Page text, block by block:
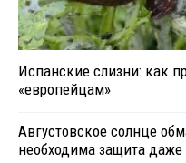
Испанские слизни: как
«европейцам»
Августовское солнце
необходима защита даже